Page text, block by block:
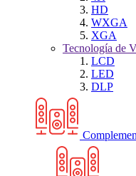
HD
WXGA
XGA
Tecnología de
LCD
LED
DLP